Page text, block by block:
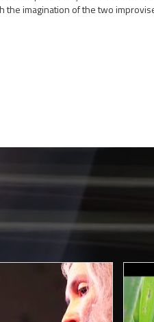
the imagination of the two